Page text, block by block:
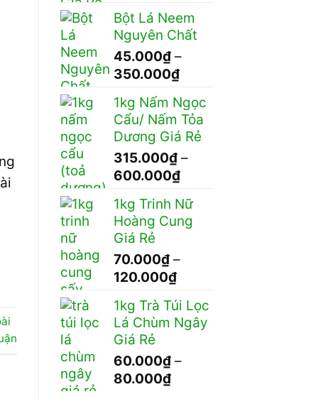
Bột Lá Neem
Nguyên Chất
45.000₫ –
350.000₫Khoảng
từ
45.000₫
đến
350.000₫
1kg Nấm Ngọc
Cẩu/ Nấm Tỏa
Dương Giá Rẻ
315.000₫ –
600.000₫Khoảng
từ
315.000₫
600.000₫
1kg Trinh Nữ
Hoàng Cung
Giá Rẻ
70.000₫ –
120.000₫Khoảng
từ
70.000₫
120.000₫
1kg Trà Túi Lọc
Lá Chùm Ngây
Giá Rẻ
60.000₫ –
80.000₫Khoảng